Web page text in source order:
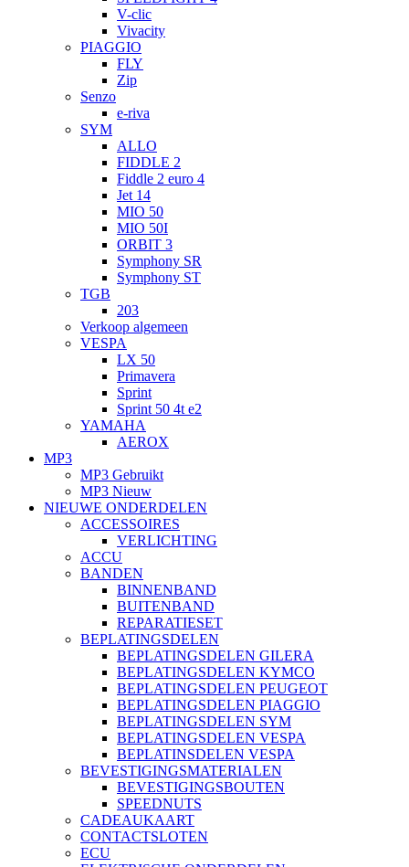
V-clic
Vivacity
PIAGGIO
FLY
Zip
Senzo
e-riva
SYM
ALLO
FIDDLE 2
Fiddle 2 euro 4
Jet 14
MIO 50
MIO 50I
ORBIT 3
Symphony SR
Symphony ST
TGB
203
Verkoop algemeen
VESPA
LX 50
Primavera
Sprint
Sprint 50 4t e2
YAMAHA
AEROX
MP3
MP3 Gebruikt
MP3 Nieuw
NIEUWE ONDERDELEN
ACCESSOIRES
VERLICHTING
ACCU
BANDEN
BINNENBAND
BUITENBAND
REPARATIESET
BEPLATINGSDELEN
BEPLATINGSDELEN GILERA
BEPLATINGSDELEN KYMCO
BEPLATINGSDELEN PEUGEOT
BEPLATINGSDELEN PIAGGIO
BEPLATINGSDELEN SYM
BEPLATINGSDELEN VESPA
BEPLATINSDELEN VESPA
BEVESTIGINGSMATERIALEN
BEVESTIGINGSBOUTEN
SPEEDNUTS
CADEAUKAART
CONTACTSLOTEN
ECU